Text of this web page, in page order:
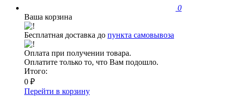
0
Ваша корзина
Бесплатная доставка до пункта самовывоза
Оплата при получении товара.
Оплатите только то, что Вам подошло.
Итого:
0 ₽
Перейти в корзину